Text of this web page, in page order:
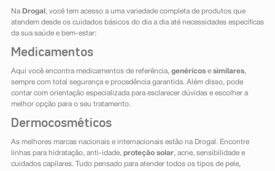
Na Drogal , você tem acesso a uma variedade completa de produtos que
atendem desde os cuidados básicos do dia a dia até necessidades específicas
da sua saúde e bem-estar:
Medicamentos
Aqui você encontra medicamentos de referência, genéricose similares,
sempre com total segurança e procedência garantida. Além disso, pode
contar com orientação especializada para esclarecer dúvidas e escolher a
melhor opção para o seu tratamento.
Dermocosméticos
As melhores marcas nacionais e internacionais estão na Drogal. Encontre
linhas para hidratação, anti-idade, proteção solar, acne, sensibilidade e
cuidados capilares. Tudo pensado para atender todos os tipos de pele,